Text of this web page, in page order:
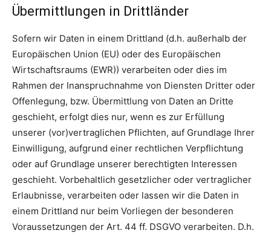
Übermittlungen in Drittländer
Sofern wir Daten in einem Drittland (d.h. außerhalb der
Europäischen Union (EU) oder des Europäischen
Wirtschaftsraums (EWR)) verarbeiten oder dies im
Rahmen der Inanspruchnahme von Diensten Dritter oder
Offenlegung, bzw. Übermittlung von Daten an Dritte
geschieht, erfolgt dies nur, wenn es zur Erfüllung
unserer (vor)vertraglichen Pflichten, auf Grundlage Ihrer
Einwilligung, aufgrund einer rechtlichen Verpflichtung
oder auf Grundlage unserer berechtigten Interessen
geschieht. Vorbehaltlich gesetzlicher oder vertraglicher
Erlaubnisse, verarbeiten oder lassen wir die Daten in
einem Drittland nur beim Vorliegen der besonderen
Voraussetzungen der Art. 44 ff. DSGVO verarbeiten. D.h.